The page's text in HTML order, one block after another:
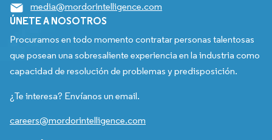
media@mordorintelligence.com
ÚNETE A NOSOTROS
Procuramos en todo momento contratar personas talentosas
que posean una sobresaliente experiencia en la industria como
capacidad de resolución de problemas y predisposición.
¿Te interesa? Envíanos un email.
careers@mordorintelligence.com